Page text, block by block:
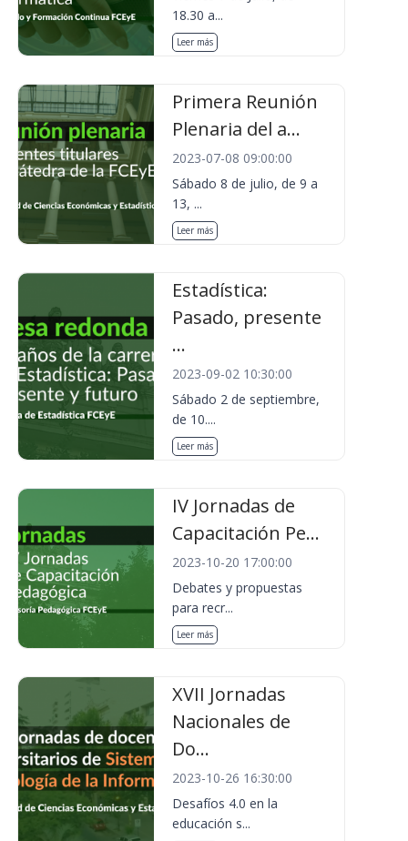
18.30 a...
Leer más
Primera Reunión
Plenaria del a...
2023-07-08 09:00:00
Sábado 8 de julio, de 9 a
13, ...
Leer más
Estadística:
Pasado, presente
...
2023-09-02 10:30:00
Sábado 2 de septiembre,
de 10....
Leer más
IV Jornadas de
Capacitación Pe...
2023-10-20 17:00:00
Debates y propuestas
para recr...
Leer más
XVII Jornadas
Nacionales de
Do...
2023-10-26 16:30:00
Desafíos 4.0 en la
educación s...